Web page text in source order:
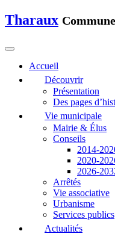
Tharaux
Accueil
Découvrir
Présentation
Des pages
Vie municipale
Mairie & Élus
Conseils
2014-
2020-
2026-
Arrêtés
Vie associative
Urbanisme
Services publics
Actualités